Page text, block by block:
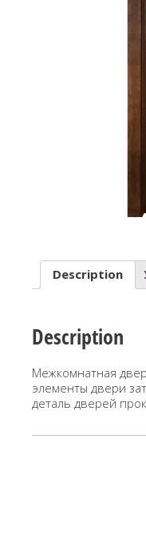
Description
Description
Межкомнатная
элементы двери
деталь дверей